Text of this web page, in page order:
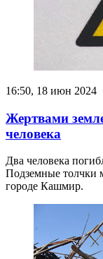
16:50, 18 июн 2024
Жертвами
человека
Два человека
Подземные толчки
городе Кашмир.